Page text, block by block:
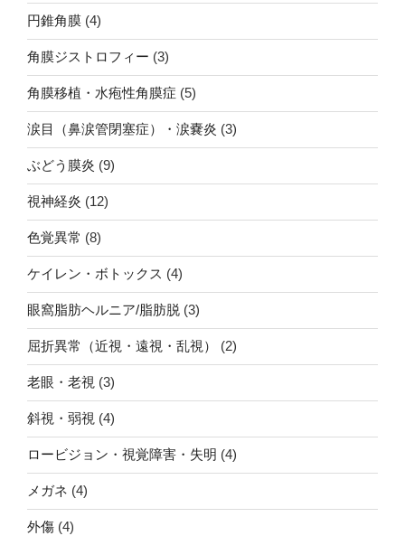
円錐角膜 (4)
角膜ジストロフィー (3)
角膜移植・水疱性角膜症 (5)
涙目（鼻涙管閉塞症）・涙嚢炎 (3)
ぶどう膜炎 (9)
視神経炎 (12)
色覚異常 (8)
ケイレン・ボトックス (4)
眼窩脂肪ヘルニア/脂肪脱 (3)
屈折異常（近視・遠視・乱視） (2)
老眼・老視 (3)
斜視・弱視 (4)
ロービジョン・視覚障害・失明 (4)
メガネ (4)
外傷 (4)